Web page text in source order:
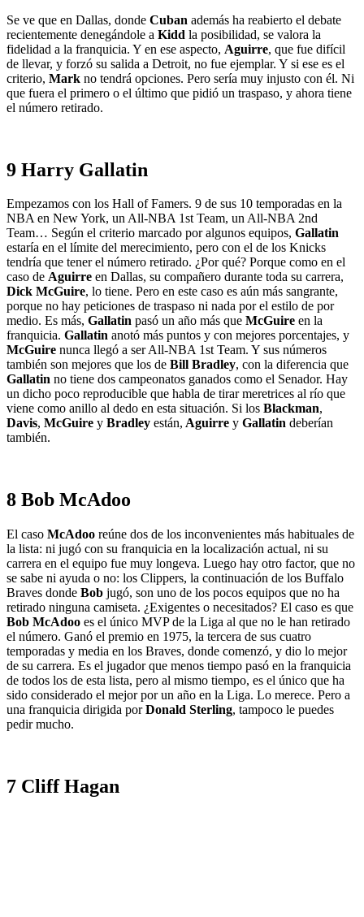
Se ve que en Dallas, donde Cuban además ha reabierto el debate
recientemente denegándole a Kidd la posibilidad, se valora la
fidelidad a la franquicia. Y en ese aspecto, Aguirre, que fue difícil
de llevar, y forzó su salida a Detroit, no fue ejemplar. Y si ese es el
criterio, Mark no tendrá opciones. Pero sería muy injusto con él. Ni
que fuera el primero o el último que pidió un traspaso, y ahora tiene
el número retirado.
9 Harry Gallatin
Empezamos con los Hall of Famers. 9 de sus 10 temporadas en la
NBA en New York, un All-NBA 1st Team, un All-NBA 2nd
Team… Según el criterio marcado por algunos equipos, Gallatin
estaría en el límite del merecimiento, pero con el de los Knicks
tendría que tener el número retirado. ¿Por qué? Porque como en el
caso de Aguirre en Dallas, su compañero durante toda su carrera,
Dick McGuire, lo tiene. Pero en este caso es aún más sangrante,
porque no hay peticiones de traspaso ni nada por el estilo de por
medio. Es más, Gallatin pasó un año más que McGuire en la
franquicia. Gallatin anotó más puntos y con mejores porcentajes, y
McGuire nunca llegó a ser All-NBA 1st Team. Y sus números
también son mejores que los de Bill Bradley, con la diferencia que
Gallatin no tiene dos campeonatos ganados como el Senador. Hay
un dicho poco reproducible que habla de tirar meretrices al río que
viene como anillo al dedo en esta situación. Si los Blackman,
Davis, McGuire y Bradley están, Aguirre y Gallatin deberían
también.
8 Bob McAdoo
El caso McAdoo reúne dos de los inconvenientes más habituales de
la lista: ni jugó con su franquicia en la localización actual, ni su
carrera en el equipo fue muy longeva. Luego hay otro factor, que no
se sabe ni ayuda o no: los Clippers, la continuación de los Buffalo
Braves donde Bob jugó, son uno de los pocos equipos que no ha
retirado ninguna camiseta. ¿Exigentes o necesitados? El caso es que
Bob McAdoo es el único MVP de la Liga al que no le han retirado
el número. Ganó el premio en 1975, la tercera de sus cuatro
temporadas y media en los Braves, donde comenzó, y dio lo mejor
de su carrera. Es el jugador que menos tiempo pasó en la franquicia
de todos los de esta lista, pero al mismo tiempo, es el único que ha
sido considerado el mejor por un año en la Liga. Lo merece. Pero a
una franquicia dirigida porDonald Sterling, tampoco le puedes
pedir mucho.
7 Cliff Hagan